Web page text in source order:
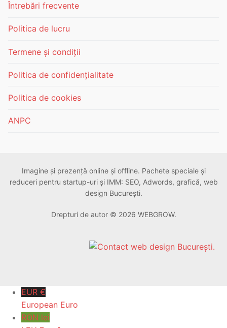
Întrebări frecvente
Politica de lucru
Termene și condiții
Politica de confidențialitate
Politica de cookies
ANPC
Imagine și prezență online și offline. Pachete speciale și
reduceri pentru startup-uri și IMM: SEO, Adwords, grafică, web
design București.
Drepturi de autor © 2026 WEBGROW.
EUR €
European Euro
RON lei